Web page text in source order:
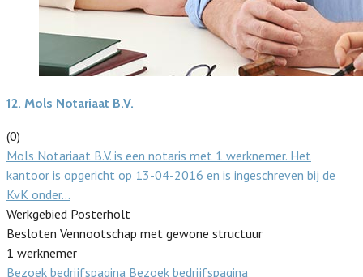
12. Mols Notariaat B.V.
(0)
Mols Notariaat B.V. is een notaris met 1 werknemer. Het
kantoor is opgericht op 13-04-2016 en is ingeschreven bij de
KvK onder…
Werkgebied Posterholt
Besloten Vennootschap met gewone structuur
1 werknemer
Bezoek bedrijfspagina Bezoek bedrijfspagina